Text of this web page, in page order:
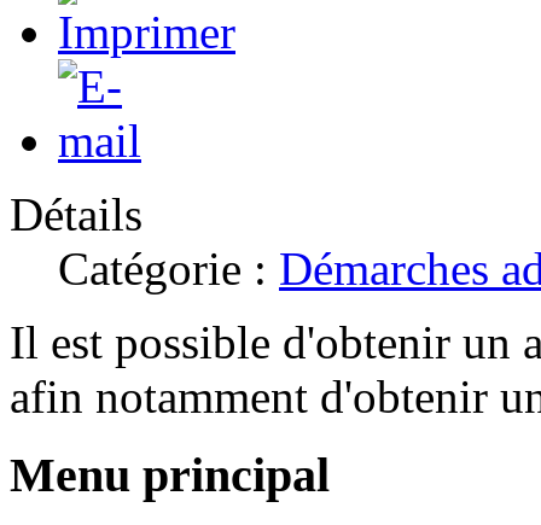
Détails
Catégorie : Démarches
Il est possible d'obtenir un
afin notamment d'obtenir
Menu principal